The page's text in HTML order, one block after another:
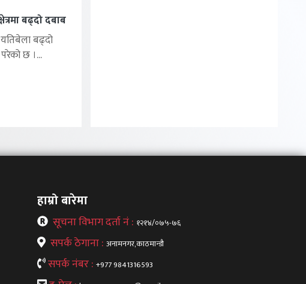
बढ्दो दबाब
बढ्दो
छ ।...
हाम्रो बारेमा
सूचना विभाग दर्ता नं : १२१४/०७५-७६
सपर्क ठेगाना : अनामनगर,काठमान्डौ
सपर्क नंबर : +977 9841316593